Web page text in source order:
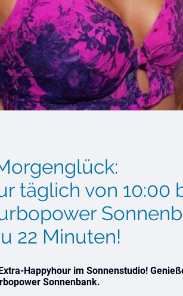
täglich von 10:00
22 Minuten!
Happyhour im Sonnenstudio!
Sonnenbank.